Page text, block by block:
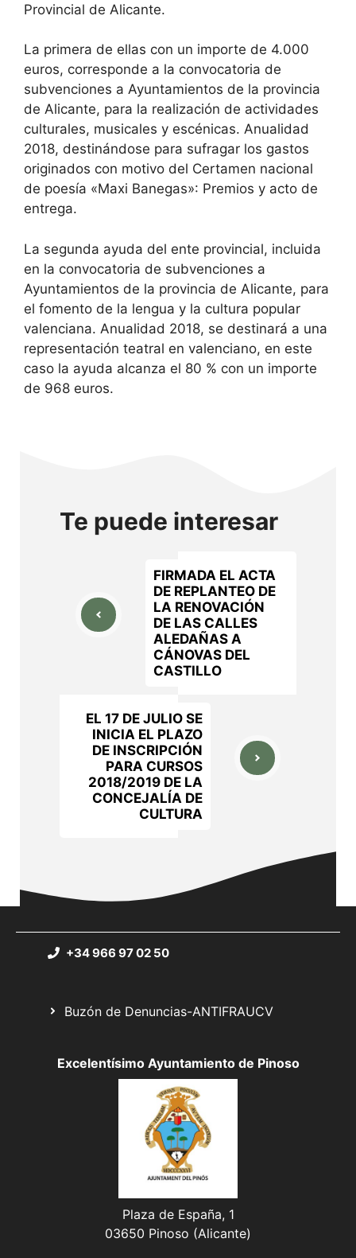
Provincial de Alicante.
La primera de ellas con un importe de 4.000
euros, corresponde a la convocatoria de
subvenciones a Ayuntamientos de la provincia
de Alicante, para la realización de actividades
culturales, musicales y escénicas. Anualidad
2018, destinándose para sufragar los gastos
originados con motivo del Certamen nacional
de poesía «Maxi Banegas»: Premios y acto de
entrega.
La segunda ayuda del ente provincial, incluida
en la convocatoria de subvenciones a
Ayuntamientos de la provincia de Alicante, para
el fomento de la lengua y la cultura popular
valenciana. Anualidad 2018, se destinará a una
representación teatral en valenciano, en este
caso la ayuda alcanza el 80 % con un importe
de 968 euros.
Te puede interesar
FIRMADA EL ACTA
DE REPLANTEO DE
LA RENOVACIÓN
DE LAS CALLES
ALEDAÑAS A
CÁNOVAS DEL
CASTILLO
EL 17 DE JULIO SE
INICIA EL PLAZO
DE INSCRIPCIÓN
PARA CURSOS
2018/2019 DE LA
CONCEJALÍA DE
CULTURA
+34 966 97 02 50
Buzón de Denuncias-ANTIFRAUCV
Excelentísimo Ayuntamiento de Pinoso
Plaza de España, 1
03650 Pinoso (Alicante)